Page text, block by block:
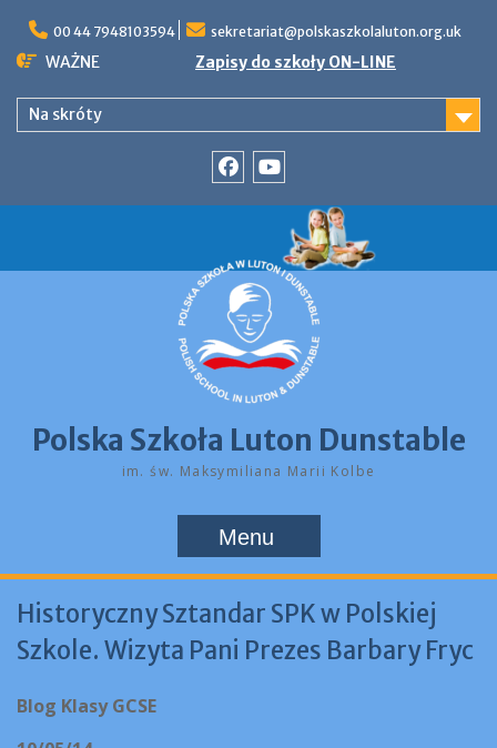
content
00 44 7948103594 sekretariat@polskaszkolaluton.org.uk
WAŻNE Zapisy do szkoły ON-LINE
Na skróty
Polska Szkoła Luton Dunstable
im. św. Maksymiliana Marii Kolbe
Menu
Historyczny Sztandar SPK w Polskiej
Szkole. Wizyta Pani Prezes Barbary Fryc
Blog Klasy GCSE